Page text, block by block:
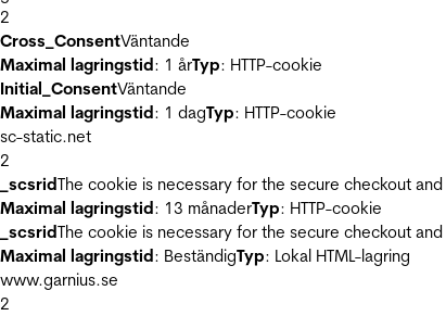
2
Cross_ConsentVäntande
Maximal lagringstid: 1 årTyp: HTTP-cookie
Initial_ConsentVäntande
Maximal lagringstid: 1 dagTyp: HTTP-cookie
sc-static.net
2
_scsridThe cookie is necessary for the secure checkout
Maximal lagringstid: 13 månaderTyp: HTTP-cookie
_scsridThe cookie is necessary for the secure checkout
Maximal lagringstid: BeständigTyp: Lokal HTML-lagring
www.garnius.se
2